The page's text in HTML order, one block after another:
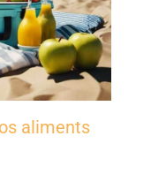
aliments